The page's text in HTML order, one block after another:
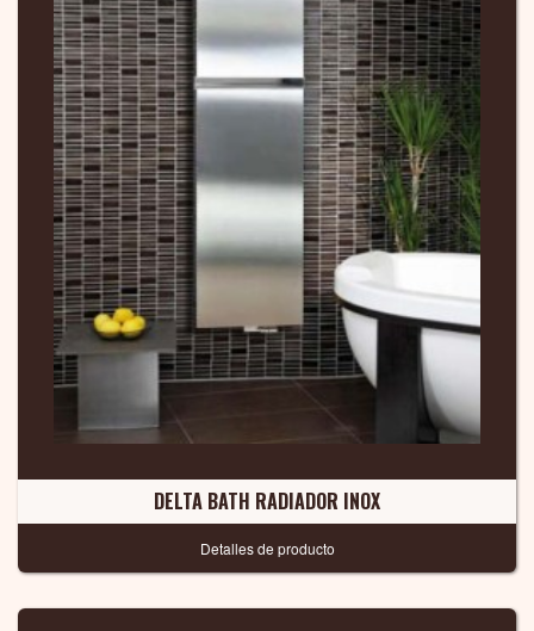
DELTA BATH RADIADOR INOX
Detalles de producto